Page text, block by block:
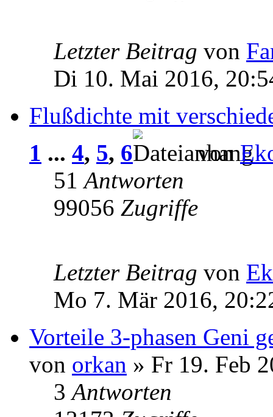
Letzter Beitrag von
Di 10. Mai 2016,
Flußdichte mit
1 ... 4, 5, 6 von
51Antworten
99056 Zugriffe
Letzter Beitrag von
Mo 7. Mär 2016,
Vorteile 3-phasen Geni
von orkan » Fr 19. Feb
3Antworten